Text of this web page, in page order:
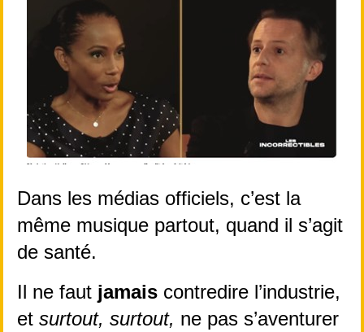
Dans les médias officiels, c’est la
même musique partout, quand il s’agit
de santé.
Il ne faut jamais contredire l’industrie,
et surtout, surtout, ne pas s’aventurer